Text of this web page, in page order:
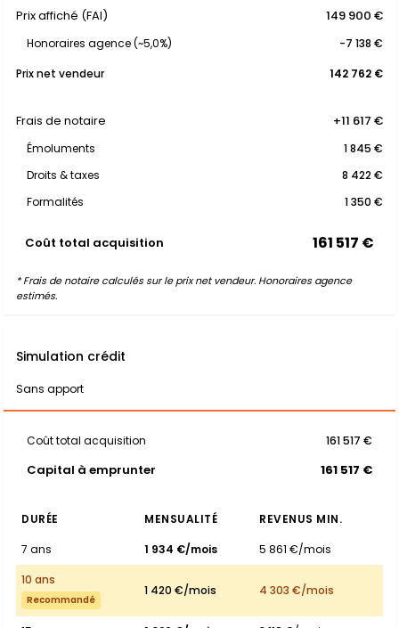
Prix affiché (FAI) 149 900 €
Honoraires agence (~5,0%)
-7 138 €
Prix net vendeur
142 762 €
Frais de notaire +11 617 €
Émoluments
1 845 €
Droits & taxes
8 422 €
Formalités
1 350 €
Coût total acquisition 161 517 €
* Frais de notaire calculés sur le prix net vendeur. Honoraires agence
estimés.
Simulation crédit
Sans apport
Coût total acquisition 161 517 €
Capital à emprunter 161 517 €
DURÉE MENSUALITÉ
REVENUS MIN.
7 ans
1 934 €/mois
5 861 €/mois
10 ans
Recommandé
1 420 €/mois 4 303 €/mois